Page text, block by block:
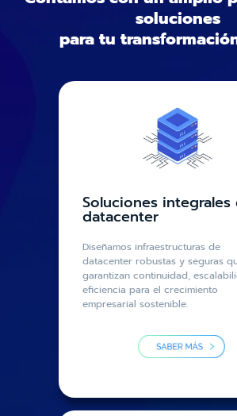
soluciones
para tu
Soluciones integrales
datacenter
Diseñamos infraestructuras de
datacenter robustas y seguras
garantizan continuidad,
eficiencia para el crecimiento
empresarial sostenible.